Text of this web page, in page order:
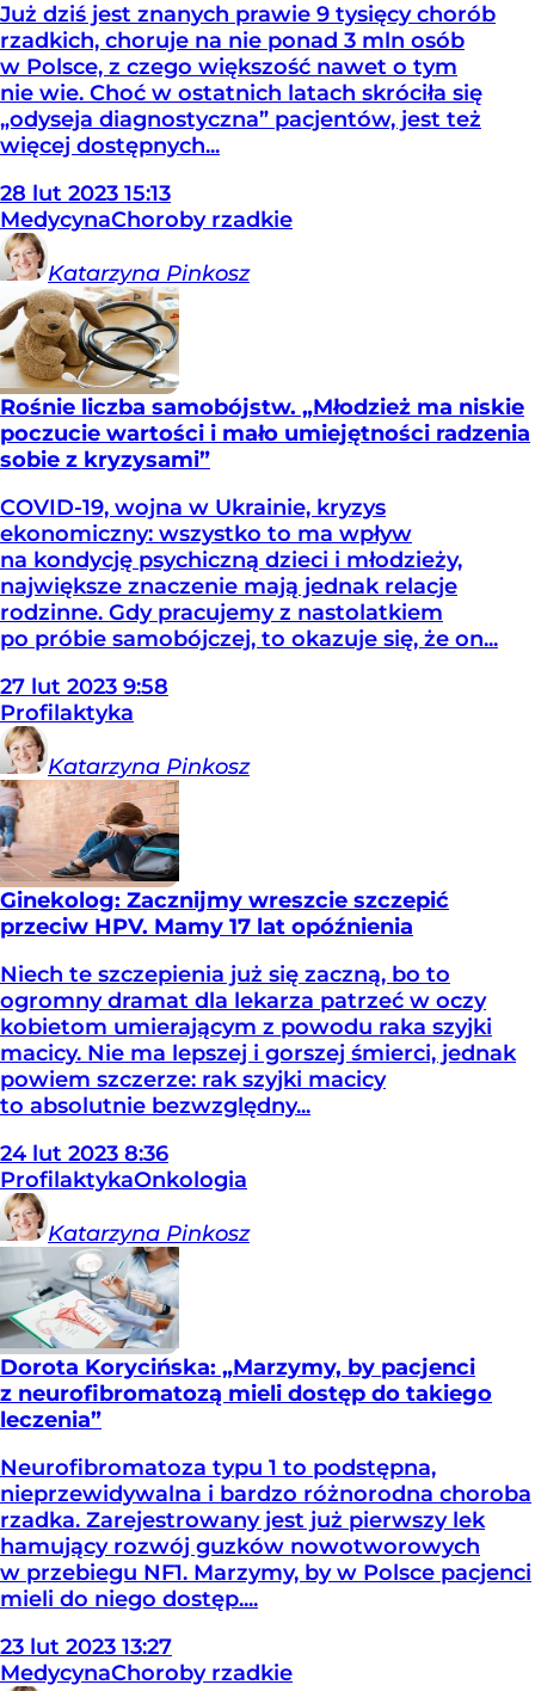
Już dziś jest znanych prawie 9 tysięcy chorób
rzadkich, choruje na nie ponad 3 mln osób
w Polsce, z czego większość nawet o tym
nie wie. Choć w ostatnich latach skróciła się
„odyseja diagnostyczna” pacjentów, jest też
więcej dostępnych...
28 lut 2023 15:13
MedycynaChoroby rzadkie
Katarzyna Pinkosz
Rośnie liczba samobójstw. „Młodzież ma niskie
poczucie wartości i mało umiejętności radzenia
sobie z kryzysami”
COVID-19, wojna w Ukrainie, kryzys
ekonomiczny: wszystko to ma wpływ
na kondycję psychiczną dzieci i młodzieży,
największe znaczenie mają jednak relacje
rodzinne. Gdy pracujemy z nastolatkiem
po próbie samobójczej, to okazuje się, że on...
27 lut 2023 9:58
Profilaktyka
Katarzyna Pinkosz
Ginekolog: Zacznijmy wreszcie szczepić
przeciw HPV. Mamy 17 lat opóźnienia
Niech te szczepienia już się zaczną, bo to
ogromny dramat dla lekarza patrzeć w oczy
kobietom umierającym z powodu raka szyjki
macicy. Nie ma lepszej i gorszej śmierci, jednak
powiem szczerze: rak szyjki macicy
to absolutnie bezwzględny...
24 lut 2023 8:36
ProfilaktykaOnkologia
Katarzyna Pinkosz
Dorota Korycińska: „Marzymy, by pacjenci
z neurofibromatozą mieli dostęp do takiego
leczenia”
Neurofibromatoza typu 1 to podstępna,
nieprzewidywalna i bardzo różnorodna choroba
rzadka. Zarejestrowany jest już pierwszy lek
hamujący rozwój guzków nowotworowych
w przebiegu NF1. Marzymy, by w Polsce pacjenci
mieli do niego dostęp....
23 lut 2023 13:27
MedycynaChoroby rzadkie